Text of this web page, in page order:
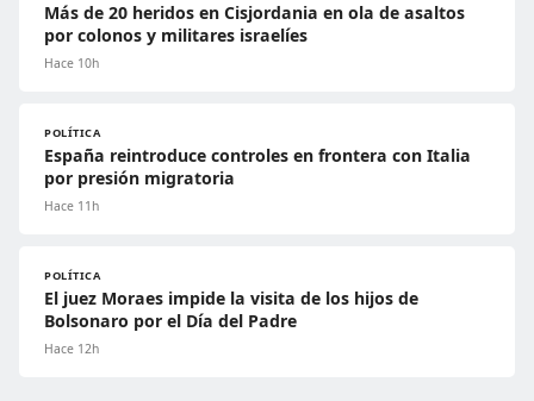
Más de 20 heridos en Cisjordania en ola de asaltos
por colonos y militares israelíes
Hace 10h
POLÍTICA
España reintroduce controles en frontera con Italia
por presión migratoria
Hace 11h
POLÍTICA
El juez Moraes impide la visita de los hijos de
Bolsonaro por el Día del Padre
Hace 12h